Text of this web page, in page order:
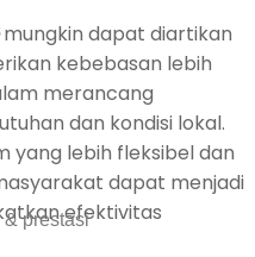
prestasi
mungkin dapat diartikan
kebebasan lebih
merancang
dan kondisi lokal.
yang lebih fleksibel dan
dapat menjadi
efektivitas